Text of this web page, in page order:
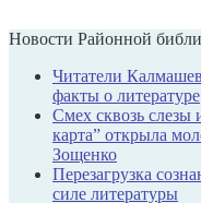
Новости Районной
Читатели
факты о литературе
Смех сквозь
карта” открыла
Зощенко
Перезагрузка
силе литературы